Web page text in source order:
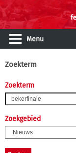
Menu
Zoekterm
Zoekterm
Zoekgebied